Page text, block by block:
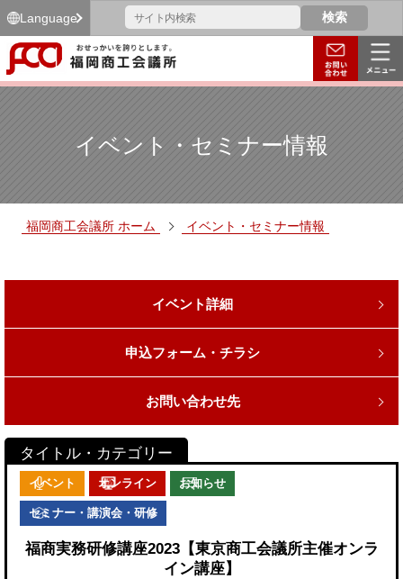
Language
イベント・セミナー情報
福岡商工会議所 ホーム イベント・セミナー情報
イベント詳細
申込フォーム・チラシ
お問い合わせ先
イベント オンライン お知らせ
セミナー・講演会・研修
福商実務研修講座2023【東京商工会議所主催オンラ
イン講座】